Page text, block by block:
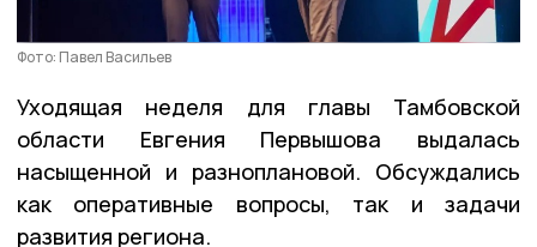
Фото: Павел Васильев
Уходящая неделя для главы Тамбовской
области Евгения Первышова выдалась
насыщенной и разноплановой. Обсуждались
как оперативные вопросы, так и задачи
развития региона.